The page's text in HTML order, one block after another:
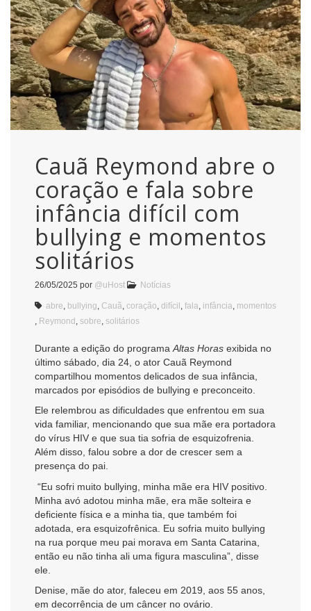
Cauã Reymond abre o
coração e fala sobre
infância difícil com
bullying e momentos
solitários
26/05/2025 por @uHost Notícias
abre bullying Cauã coração difícil fala infância momentos
Reymond sobre solitários
Durante a edição do programa Altas Horas exibida no
último sábado, dia 24, o ator Cauã Reymond
compartilhou momentos delicados de sua infância,
marcados por episódios de bullying e preconceito.
Ele relembrou as dificuldades que enfrentou em sua
vida familiar, mencionando que sua mãe era portadora
do vírus HIV e que sua tia sofria de esquizofrenia.
Além disso, falou sobre a dor de crescer sem a
presença do pai.
“Eu sofri muito bullying, minha mãe era HIV positivo.
Minha avó adotou minha mãe, era mãe solteira e
deficiente física e a minha tia, que também foi
adotada, era esquizofrênica. Eu sofria muito bullying
na rua porque meu pai morava em Santa Catarina,
então eu não tinha ali uma figura masculina”, disse
ele.
Denise, mãe do ator, faleceu em 2019, aos 55 anos,
em decorrência de um câncer no ovário.